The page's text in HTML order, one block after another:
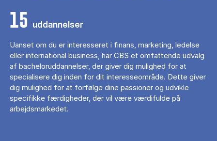
15 uddannelser
Uanset om du er interesseret i finans, marketing, ledelse
eller international business, har CBS et omfattende udvalg
af bacheloruddannelser, der giver dig mulighed for at
specialisere dig inden for dit interesseområde. Dette giver
dig mulighed for at forfølge dine passioner og udvikle
specifikke færdigheder, der vil være værdifulde på
arbejdsmarkedet.